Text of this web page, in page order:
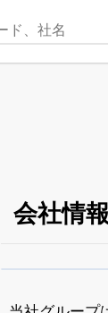
会社情報